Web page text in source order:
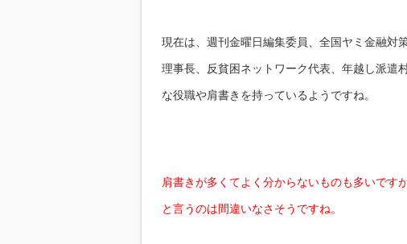
現在は、週刊金曜日編集委員、全国ヤミ金融対
理事長、反貧困ネットワーク代表、年越し派遣
な役職や肩書きを持っているようですね。
肩書きが多くてよく分からないものも多いです
と言うのは間違いなさそうですね。